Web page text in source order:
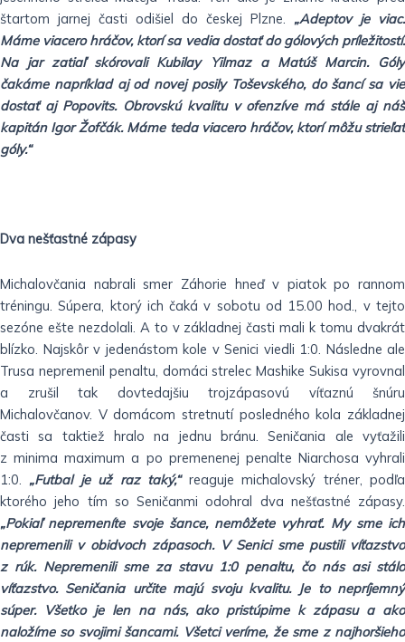
štartom jarnej časti odišiel do českej Plzne. „Adeptov je viac.
Máme viacero hráčov, ktorí sa vedia dostať do gólových príležitostí.
Na jar zatiaľ skórovali Kubilay Yilmaz a Matúš Marcin. Góly
čakáme napríklad aj od novej posily Toševského, do šancí sa vie
dostať aj Popovits. Obrovskú kvalitu v ofenzíve má stále aj náš
kapitán Igor Žofčák. Máme teda viacero hráčov, ktorí môžu strieľať
góly.“
Dva nešťastné zápasy
Michalovčania nabrali smer Záhorie hneď v piatok po rannom
tréningu. Súpera, ktorý ich čaká v sobotu od 15.00 hod., v tejto
sezóne ešte nezdolali. A to v základnej časti mali k tomu dvakrát
blízko. Najskôr v jedenástom kole v Senici viedli 1:0. Následne ale
Trusa nepremenil penaltu, domáci strelec Mashike Sukisa vyrovnal
a zrušil tak dovtedajšiu trojzápasovú víťaznú šnúru
Michalovčanov. V domácom stretnutí posledného kola základnej
časti sa taktiež hralo na jednu bránu. Seničania ale vyťažili
z minima maximum a po premenenej penalte Niarchosa vyhrali
1:0. „Futbal je už raz taký,“reaguje michalovský tréner, podľa
ktorého jeho tím so Seničanmi odohral dva nešťastné zápasy.
„Pokiaľ nepremeníte svoje šance, nemôžete vyhrať. My sme ich
nepremenili v obidvoch zápasoch. V Senici sme pustili víťazstvo
z rúk. Nepremenili sme za stavu 1:0 penaltu, čo nás asi stálo
víťazstvo. Seničania určite majú svoju kvalitu. Je to nepríjemný
súper. Všetko je len na nás, ako pristúpime k zápasu a ako
naložíme so svojimi šancami. Všetci veríme, že sme z najhoršieho